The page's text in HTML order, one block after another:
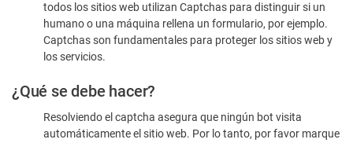
humano
todos los sitios web utilizan Captchas para distinguir si un
humano o una máquina rellena un formulario, por ejemplo.
Captchas son fundamentales para proteger los sitios web y
los servicios.
¿Qué se debe hacer?
Resolviendo el captcha asegura que ningún bot visita
automáticamente el sitio web. Por lo tanto, por favor marque